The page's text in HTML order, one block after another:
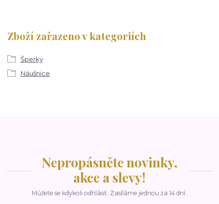
Zboží zařazeno v kategoriích
Šperky
Náušnice
Nepropásněte novinky,
akce a slevy!
Můžete se kdykoli odhlásit. Zasíláme jednou za 14 dní.